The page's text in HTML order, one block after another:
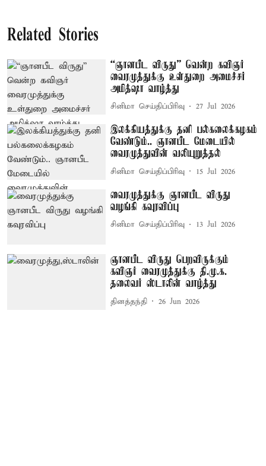
Related Stories
“ஞானபீட விருது” வென்ற கவிஞர்
வைரமுத்துக்கு உள்துறை அமைச்சர்
அமித்ஷா வாழ்த்து
சினிமா செய்திப்பிரிவு 27 Jul 2026
இலக்கியத்துக்கு தனி பல்கலைக்கழகம்
வேண்டும்.. ஞானபீட மேடையில்
வைரமுத்துவின் வலியுறுத்தல்
சினிமா செய்திப்பிரிவு 15 Jul 2026
வைரமுத்துக்கு ஞானபீட விருது
வழங்கி கவுரவிப்பு
சினிமா செய்திப்பிரிவு 13 Jul 2026
ஞானபீட விருது பெறவிருக்கும்
கவிஞர் வைரமுத்துக்கு தி.மு.க.
தலைவர் ஸ்டாலின் வாழ்த்து
தினத்தந்தி 26 Jun 2026